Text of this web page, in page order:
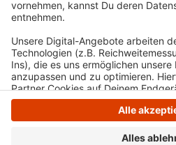
Anzeige